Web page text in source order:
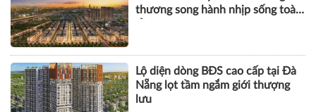
BẤT ĐỘNG SẢN
Khu phố thương mại SOHO tại
The Global City: Nơi bản sắc giao
thương song hành nhịp sống toàn